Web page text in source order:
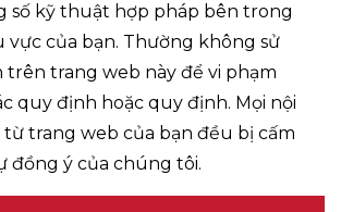
số kỹ thuật hợp pháp bên trong
vực của bạn. Thường không sử
trang web này để vi phạm
quy định hoặc quy định. Mọi nội
trang web của bạn đều bị cấm
đồng ý của chúng tôi.